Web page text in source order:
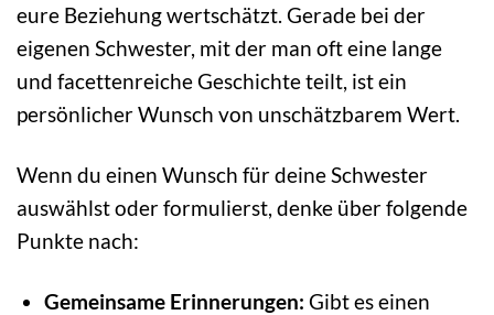
eure Beziehung wertschätzt. Gerade bei der
eigenen Schwester, mit der man oft eine lange
und facettenreiche Geschichte teilt, ist ein
persönlicher Wunsch von unschätzbarem Wert.
Wenn du einen Wunsch für deine Schwester
auswählst oder formulierst, denke über folgende
Punkte nach:
Gemeinsame Erinnerungen: Gibt es einen